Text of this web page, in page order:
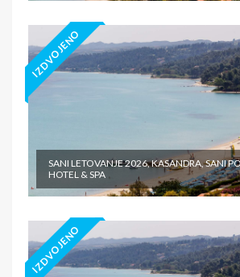
IZDVOJENO
SANI LETOVANJE 2026, KASANDRA, SANI
HOTEL & SPA
IZDVOJENO